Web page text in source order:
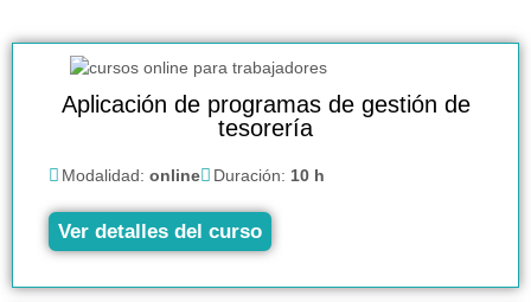
Aplicación de programas de gestión de
tesorería
Modalidad: online Duración: 10 h
Ver detalles del curso